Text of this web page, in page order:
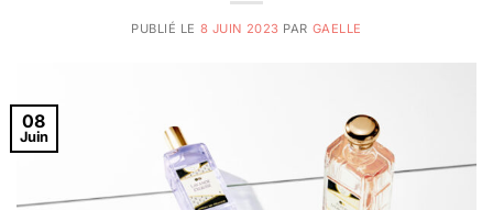
PUBLIÉ LE 8 JUIN 2023 PAR GAELLE
08
Juin